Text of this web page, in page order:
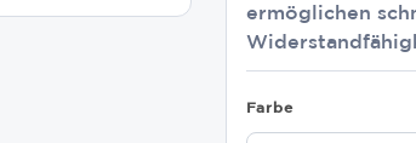
ermöglichen
Farbe